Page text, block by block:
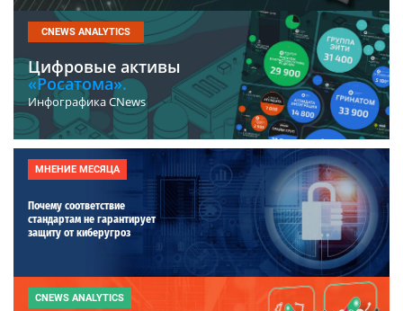
CNEWS ANALYTICS
Цифровые активы
«Росатома».
Инфографика CNews
МНЕНИЕ МЕСЯЦА
Почему соответствие
стандартам не гарантирует
защиту от киберугроз
CNEWS ANALYTICS